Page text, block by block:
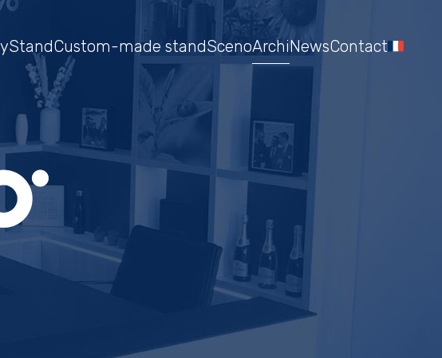
StandCustom-made standScenoArchiNewsContact